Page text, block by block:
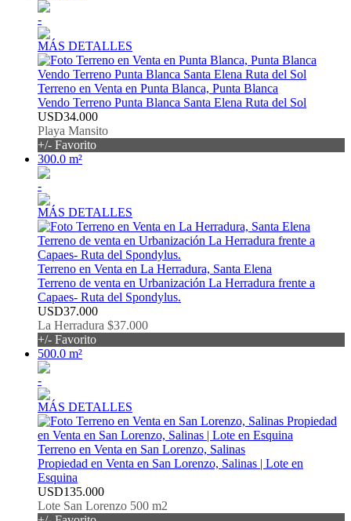
-
MÁS DETALLES
Terreno en Venta en Punta Blanca, Punta Blanca
Vendo Terreno Punta Blanca Santa Elena Ruta del Sol
USD34.000
Playa Mansito
+/- Favorito
300.0 m²
-
MÁS DETALLES
Terreno en Venta en La Herradura, Santa Elena
Terreno de venta en Urbanización La Herradura frente a
Capaes- Ruta del Spondylus.
USD37.000
La Herradura $37.000
+/- Favorito
500.0 m²
-
MÁS DETALLES
Terreno en Venta en San Lorenzo, Salinas
Propiedad en Venta en San Lorenzo, Salinas | Lote en
Esquina
USD135.000
Lote San Lorenzo 500 m2